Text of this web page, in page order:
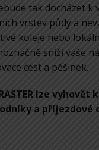
tak docházet k
vrstev půdy a
koleje nebo
sníží vaše
cest a pěšinek.
lze vyhovět
a příjezdové